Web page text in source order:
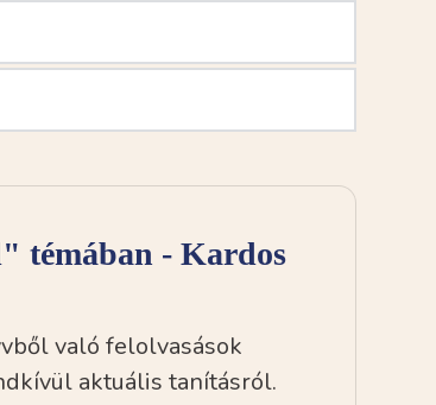
témában - Kardos
való felolvasások
aktuális tanításról.